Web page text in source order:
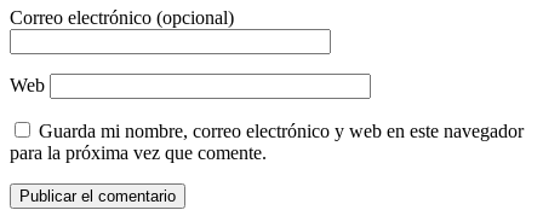
Correo electrónico (opcional)
Web
Guarda mi nombre, correo electrónico y web en este navegador
para la próxima vez que comente.